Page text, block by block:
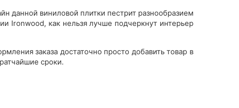
данной виниловой плитки пестрит разнообразием
Ironwood, как нельзя лучше подчеркнут интерьер
заказа достаточно просто добавить товар в
сроки.